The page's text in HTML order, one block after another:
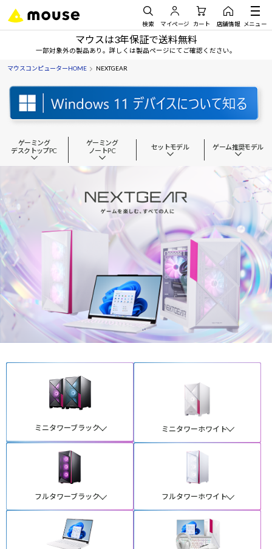
検索 マイページ カート 店舗情報 メニュー
マウスは3年保証で送料無料
一部対象外の製品あり。詳しくは製品ページにてご確認ください。
マウスコンピューターHOME NEXTGEAR
ゲーミング
デスクトップPC
ゲーミング
ノートPC
セットモデル ゲーム推奨モデル
ミニタワーブラック ミニタワーホワイト
フルタワーブラック フルタワーホワイト